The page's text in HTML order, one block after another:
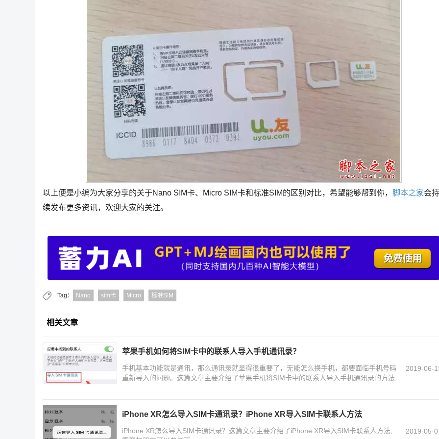
以上便是小编为大家分享的关于Nano SIM卡、Micro SIM卡和标准SIM的区别对比，希望能够帮到你， 脚本之家会持
续发布更多资讯，欢迎大家的关注。
Tag： Nano sim卡 Micro 标准SIM
相关文章
苹果手机如何将SIM卡中的联系人导入手机通讯录？
手机基本功能就是通讯，那么通讯录就显得很重要了，无能怎么换手机，都要面临手机号码
重新导入的问题。这篇文章主要介绍了苹果手机将SIM卡中的联系人导入手机通讯录的方法
2019-06-
iPhone XR怎么导入SIM卡通讯录？iPhone XR导入SIM卡联系人方法
iPhone XR怎么导入SIM卡通讯录？这篇文章主要介绍了iPhone XR导入SIM卡联系人方法,
2019-05-